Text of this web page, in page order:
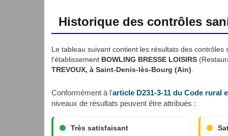
Historique des contrôles
Le tableau suivant contient les résultats des contrôles
l'établissement BOWLING BRESSE LOISIRS
TREVOUX, à Saint-Denis-lès-Bourg (Ain)
Conformément à l'article D231-3-11 du Code rural
niveaux de résultats peuvent être attribués :
Très satisfaisant